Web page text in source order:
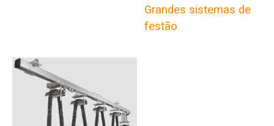
Grandes sistemas de
festão